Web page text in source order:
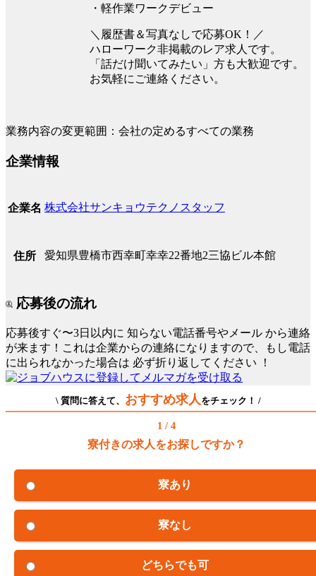
・軽作業ワークデビュー
＼履歴書＆写真なしで応募OK！／
ハローワーク非掲載のレア求人です。
「話だけ聞いてみたい」方も大歓迎です。
お気軽にご連絡ください。
業務内容の変更範囲：会社の定めるすべての業務
企業情報
企業名 株式会社サンキョウテクノスタッフ
住所 愛知県豊橋市西幸町幸幸22番地2三協ビル本館
応募後の流れ
応募後すぐ〜3日以内に 知らない電話番号やメール から連絡
が来ます！これは企業からの連絡になりますので、もし電話
に出られなかった場合は 必ず折り返してください ！
\ 質問に答えて、 おすすめ求人 をチェック！ /
1 / 4
寮付きの求人をお探しですか？
寮あり
寮なし
どちらでも可